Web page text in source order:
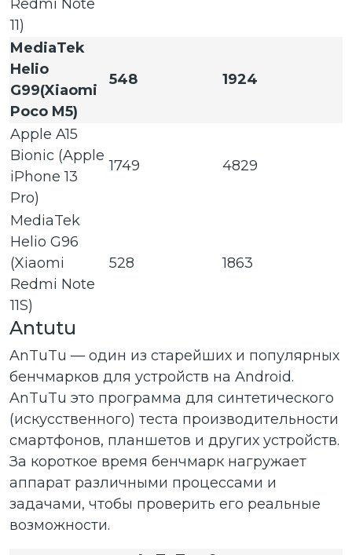
Redmi Note
11)
MediaTek
Helio
G99(Xiaomi
Poco M5)
548 1924
Apple A15
Bionic (Apple
iPhone 13
Pro)
1749 4829
MediaTek
Helio G96
(Xiaomi
Redmi Note
11S)
528 1863
Antutu
AnTuTu — один из старейших и популярных
бенчмарков для устройств на Android.
AnTuTu это программа для синтетического
(искусственного) теста производительности
смартфонов, планшетов и других устройств.
За короткое время бенчмарк нагружает
аппарат различными процессами и
задачами, чтобы проверить его реальные
возможности.